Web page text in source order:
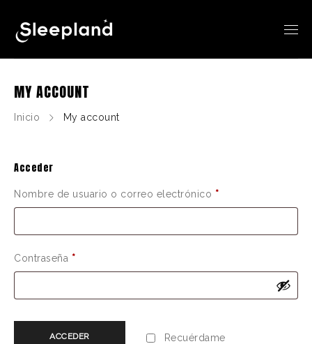
Inicio My account
MY ACCOUNT
Acceder
Nombre de usuario o correo electrónico *
Contraseña *
Recuérdame
ACCEDER